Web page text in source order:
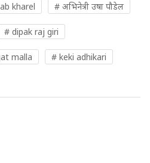
kharel # अभिनेत्री उषा पौडेल
# dipak raj giri
malla # keki adhikari